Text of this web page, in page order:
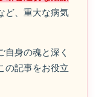
ど、重大な病気
自身の魂と深く
の記事をお役立